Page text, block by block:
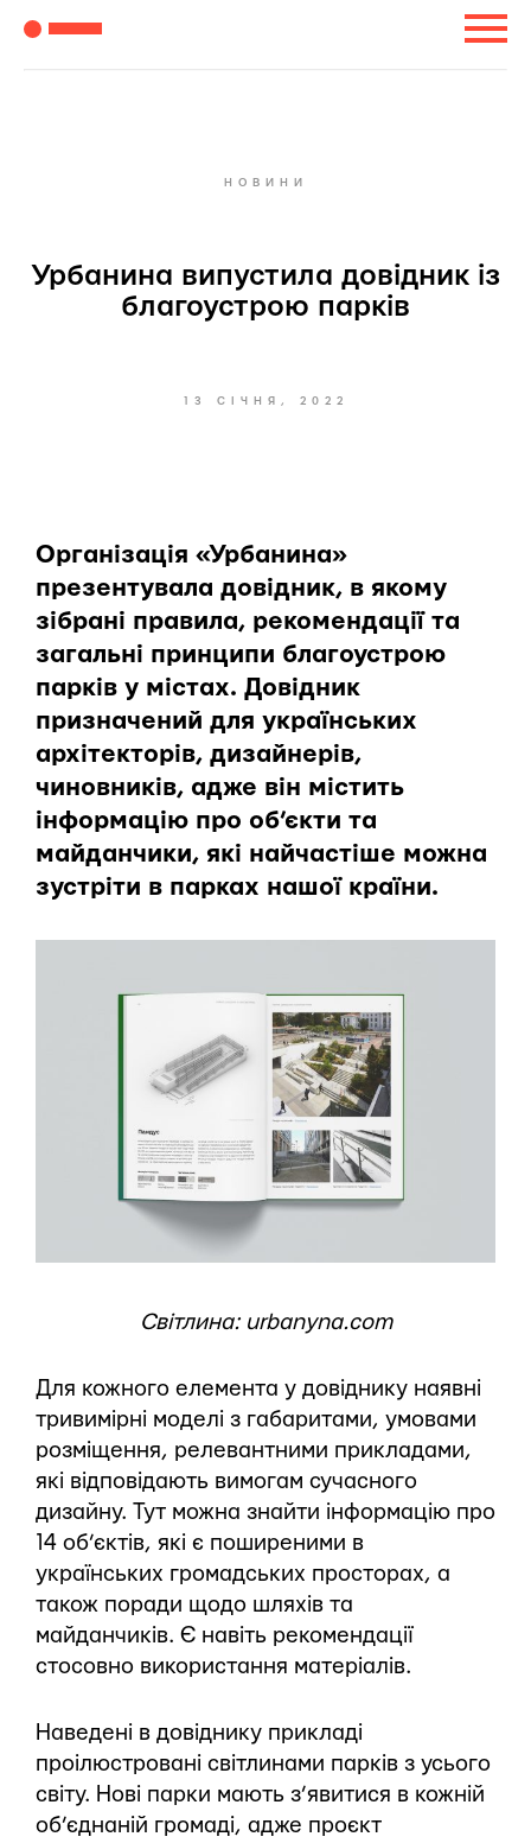
НОВИНИ
Урбанина випустила довідник із
благоустрою парків
13 СІЧНЯ, 2022
Організація «Урбанина»
презентувала довідник, в якому
зібрані правила, рекомендації та
загальні принципи благоустрою
парків у містах. Довідник
призначений для українських
архітекторів, дизайнерів,
чиновників, адже він містить
інформацію про об’єкти та
майданчики, які найчастіше можна
зустріти в парках нашої країни.
Світлина: urbanyna.com
Для кожного елемента у довіднику наявні
тривимірні моделі з габаритами, умовами
розміщення, релевантними прикладами,
які відповідають вимогам сучасного
дизайну. Тут можна знайти інформацію про
14 об’єктів, які є поширеними в
українських громадських просторах, а
також поради щодо шляхів та
майданчиків. Є навіть рекомендації
стосовно використання матеріалів.
Наведені в довіднику прикладі
проілюстровані світлинами парків з усього
світу. Нові парки мають з’явитися в кожній
об’єднаній громаді, адже проєкт